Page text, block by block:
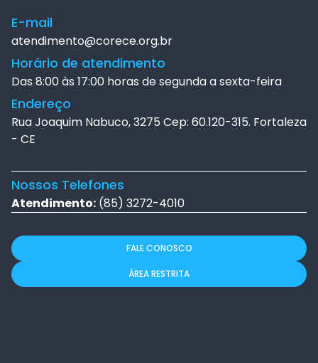
E-mail
atendimento@corece.org.br
Horário de atendimento
Das 8:00 às 17:00 horas de segunda a sexta-feira
Endereço
Rua Joaquim Nabuco, 3275 Cep: 60.120-315. Fortaleza
- CE
Nossos Telefones
Atendimento: (85) 3272-4010
FALE CONOSCO
ÁREA RESTRITA